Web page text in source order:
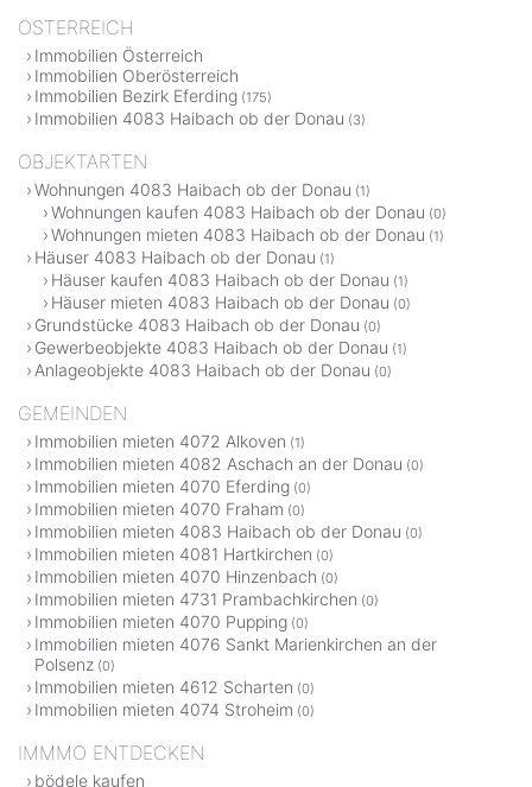
ÖSTERREICH
Immobilien Österreich
Immobilien Oberösterreich
Immobilien Bezirk Eferding (175)
Immobilien 4083 Haibach ob der Donau (3)
OBJEKTARTEN
Wohnungen 4083 Haibach ob der Donau (1)
Wohnungen kaufen 4083 Haibach ob der Donau (0)
Wohnungen mieten 4083 Haibach ob der Donau (1)
Häuser 4083 Haibach ob der Donau (1)
Häuser kaufen 4083 Haibach ob der Donau (1)
Häuser mieten 4083 Haibach ob der Donau (0)
Grundstücke 4083 Haibach ob der Donau (0)
Gewerbeobjekte 4083 Haibach ob der Donau (1)
Anlageobjekte 4083 Haibach ob der Donau (0)
GEMEINDEN
Immobilien mieten 4072 Alkoven (1)
Immobilien mieten 4082 Aschach an der Donau (0)
Immobilien mieten 4070 Eferding (0)
Immobilien mieten 4070 Fraham (0)
Immobilien mieten 4083 Haibach ob der Donau (0)
Immobilien mieten 4081 Hartkirchen (0)
Immobilien mieten 4070 Hinzenbach (0)
Immobilien mieten 4731 Prambachkirchen (0)
Immobilien mieten 4070 Pupping (0)
Immobilien mieten 4076 Sankt Marienkirchen an der
Polsenz (0)
Immobilien mieten 4612 Scharten (0)
Immobilien mieten 4074 Stroheim (0)
IMMMO ENTDECKEN
bödele kaufen